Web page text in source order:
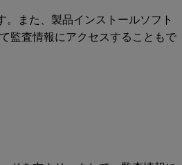
また、製品インストールソフト
監査情報にアクセスすることもで